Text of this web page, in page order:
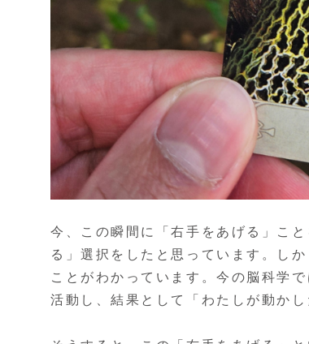
今、この瞬間に「右手をあげる」こ
る」選択をしたと思っています。し
ことがわかっています。今の脳科学
活動し、結果として「わたしが動か